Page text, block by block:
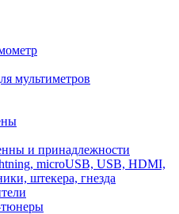
мультиметров
и принадлежности
microUSB, USB, HDMI,
штекера, гнезда